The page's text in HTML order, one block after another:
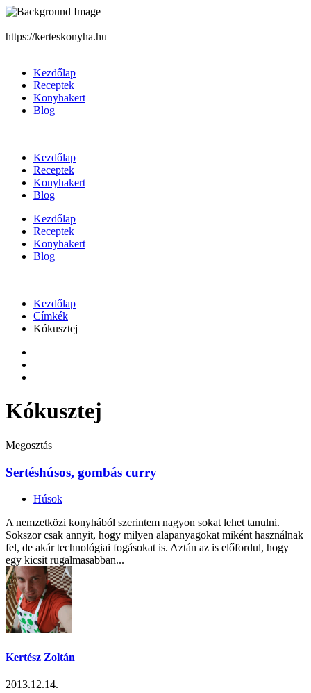
https://kerteskonyha.hu
Kezdőlap
Receptek
Konyhakert
Blog
Kezdőlap
Receptek
Konyhakert
Blog
Kezdőlap
Receptek
Konyhakert
Blog
Kezdőlap
Címkék
Kókusztej
Kókusztej
Megosztás
Sertéshúsos, gombás curry
Húsok
A nemzetközi konyhából szerintem nagyon sokat lehet tanulni.
Sokszor csak annyit, hogy milyen alapanyagokat miként használnak
fel, de akár technológiai fogásokat is. Aztán az is előfordul, hogy
egy kicsit rugalmasabban...
Kertész Zoltán
2013.12.14.